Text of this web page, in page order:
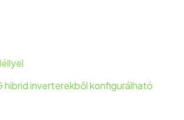
inverterekből konfigurálható